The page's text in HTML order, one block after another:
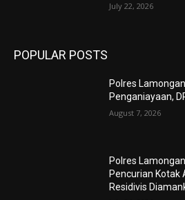
July 22, 2026
POPULAR POSTS
Polres
Penganiayaan,
August 7, 2026
Polres
Pencurian Kotak
Residivis